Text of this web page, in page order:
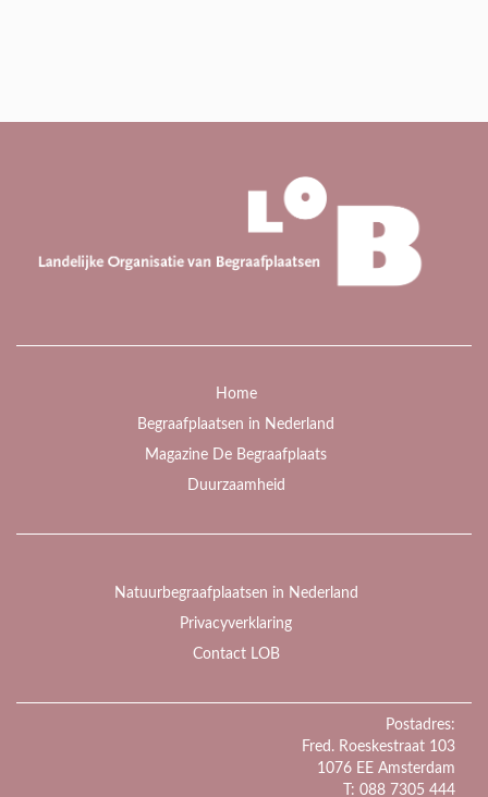
Home
Begraafplaatsen in Nederland
Magazine De Begraafplaats
Duurzaamheid
Natuurbegraafplaatsen in Nederland
Privacyverklaring
Contact LOB
Postadres:
Fred. Roeskestraat 103
1076 EE Amsterdam
T: 088 7305 444